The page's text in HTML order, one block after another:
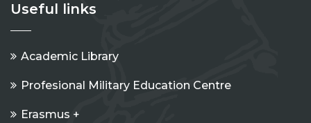
Useful links
Academic Library
Profesional Military Education Centre
Erasmus +